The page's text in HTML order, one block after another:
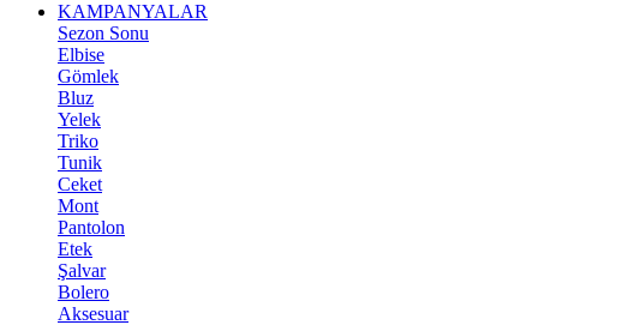
KAMPANYALAR
Sezon Sonu
Elbise
Gömlek
Bluz
Yelek
Triko
Tunik
Ceket
Mont
Pantolon
Etek
Şalvar
Bolero
Aksesuar